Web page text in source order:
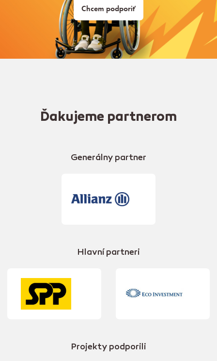
Chcem podporiť
Ďakujeme partnerom
Generálny partner
Hlavní partneri
Projekty podporili